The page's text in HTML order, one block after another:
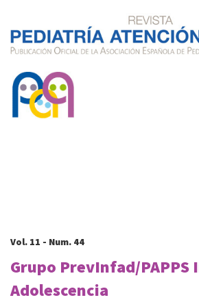
Vol. 11 - Num. 44
Grupo PrevInfad/PAPPS
Adolescencia